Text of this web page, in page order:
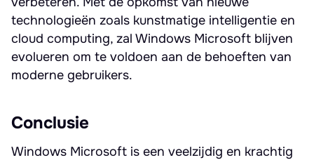
technologieën zoals kunstmatige intelligentie en
cloud computing, zal Windows Microsoft blijven
evolueren om te voldoen aan de behoeften van
moderne gebruikers.
Conclusie
Windows Microsoft is een veelzijdig en krachtig